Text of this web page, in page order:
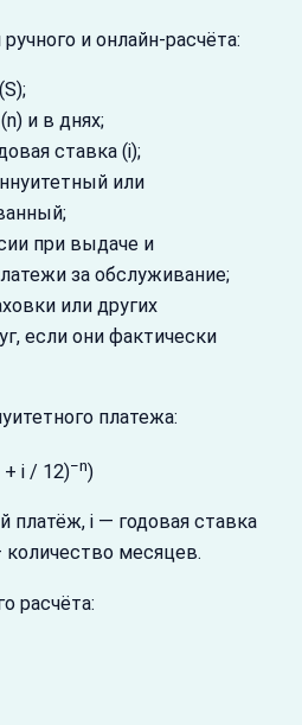
и онлайн‑расчёта:
и в днях;
ставка (i);
или
при выдаче и
за обслуживание;
или других
если они фактически
платежа:
+ i / 12)−n)
платёж, i — годовая ставка
месяцев.
расчёта: